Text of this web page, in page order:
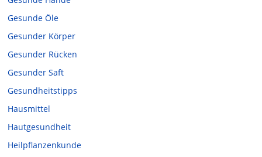
Gesunde Öle
Gesunder Körper
Gesunder Rücken
Gesunder Saft
Gesundheitstipps
Hausmittel
Hautgesundheit
Heilpflanzenkunde